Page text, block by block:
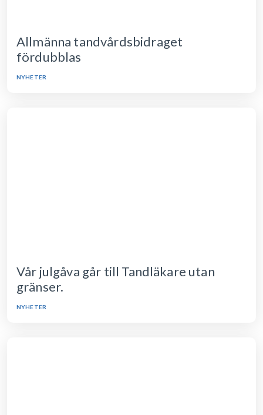
Allmänna tandvårdsbidraget
fördubblas
NYHETER
Vår julgåva går till Tandläkare utan
gränser.
NYHETER